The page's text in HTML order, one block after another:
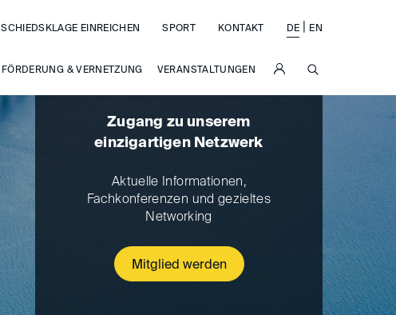
FÖRDERUNG & VERNETZUNG VERANSTALTUNGEN
SCHIEDSKLAGE EINREICHEN SPORT KONTAKT DE EN
Zugang zu unserem
einzigartigen Netzwerk
Aktuelle Informationen,
Fachkonferenzen und gezieltes
Networking
Mitglied werden